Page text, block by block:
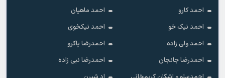
احمد کارو
احمد ماهیان
احمد نیک خو
احمد نیکخوی
احمد ولی زاده
احمدرضا پاکرو
احمدرضا جانجان
احمدرضا نبی زاده